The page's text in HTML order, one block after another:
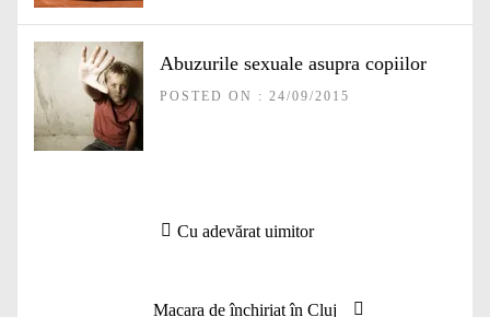
Abuzurile sexuale asupra copiilor
POSTED ON : 24/09/2015
Articolul
Cu adevărat uimitor
Articolul
Macara de închiriat în Cluj